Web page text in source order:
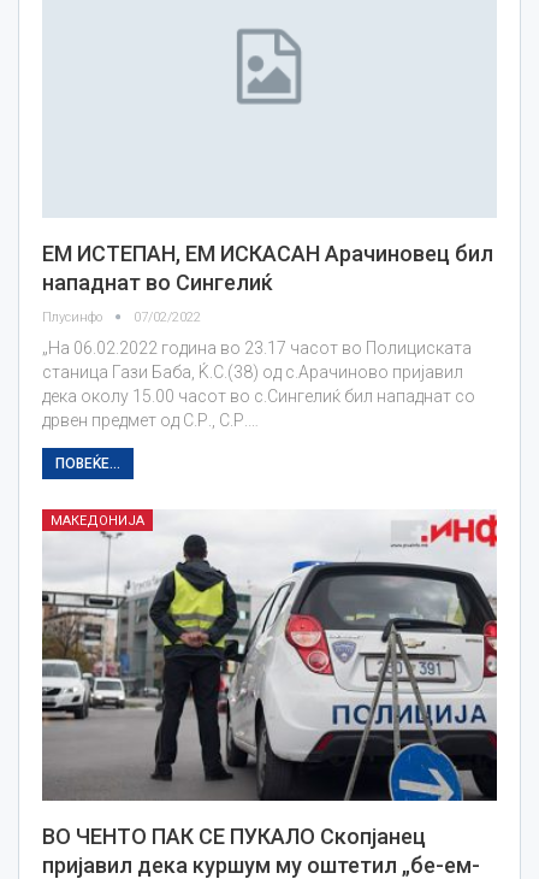
ЕМ ИСТЕПАН, ЕМ ИСКАСАН Арачиновец бил
нападнат во Сингелиќ
Плусинфо 07/02/2022
„На 06.02.2022 година во 23.17 часот во Полициската
станица Гази Баба, Ќ.С.(38) од с.Арачиново пријавил
дека околу 15.00 часот во с.Сингелиќ бил нападнат со
дрвен предмет од С.Р., С.Р.…
ПОВЕЌЕ...
МАКЕДОНИЈА
ВО ЧЕНТО ПАК СЕ ПУКАЛО Скопјанец
пријавил дека куршум му оштетил „бе-ем-